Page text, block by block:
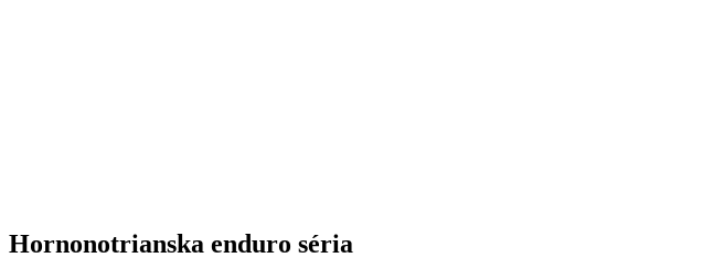
Hornonotrianska enduro séria